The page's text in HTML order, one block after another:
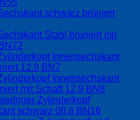
schwarz brüniert
Stahl brüniert mit
Innensechskant
12.9 BN7
Innensechskant
mit Schaft 12.9 BN8
Zylinderkopf
schwarz 08.8 BN16